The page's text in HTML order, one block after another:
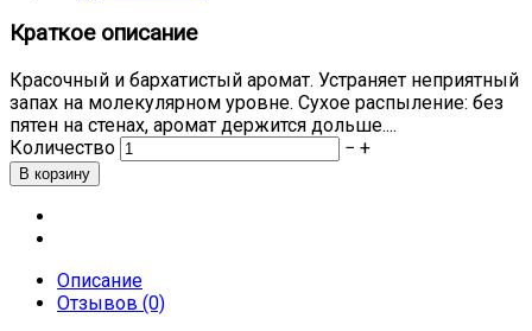
Краткое описание
Красочный и бархатистый аромат. Устраняет неприятный
запах на молекулярном уровне. Сухое распыление: без
пятен на стенах, аромат держится дольше....
Количество
− +
Описание
Отзывов (0)